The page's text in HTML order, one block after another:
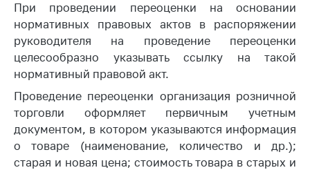
Регулирование
рекламной
деятельности
Международное
сотрудничество
Применение мер
нетарифного
регулирования
Биржевая торговля
При проведении переоценки на основании
нормативных правовых актов в распоряжении
руководителя на проведение переоценки
целесообразно указывать ссылку на такой
нормативный правовой акт.
Проведение переоценки организация розничной
торговли оформляет первичным учетным
документом, в котором указываются информация
о товаре (наименование, количество и др.);
старая и новая цена; стоимость товара в старых и